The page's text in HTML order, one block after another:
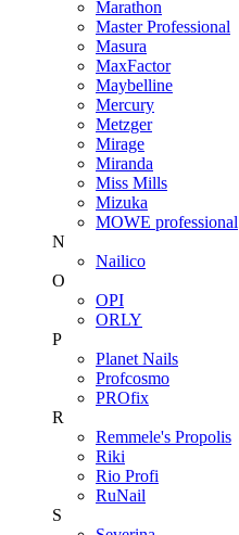
Marathon
Master Professional
Masura
MaxFactor
Maybelline
Mercury
Metzger
Mirage
Miranda
Miss Mills
Mizuka
MOWE professional
N
Nailico
O
OPI
ORLY
P
Planet Nails
Profcosmo
PROfix
R
Remmele's Propolis
Riki
Rio Profi
RuNail
S